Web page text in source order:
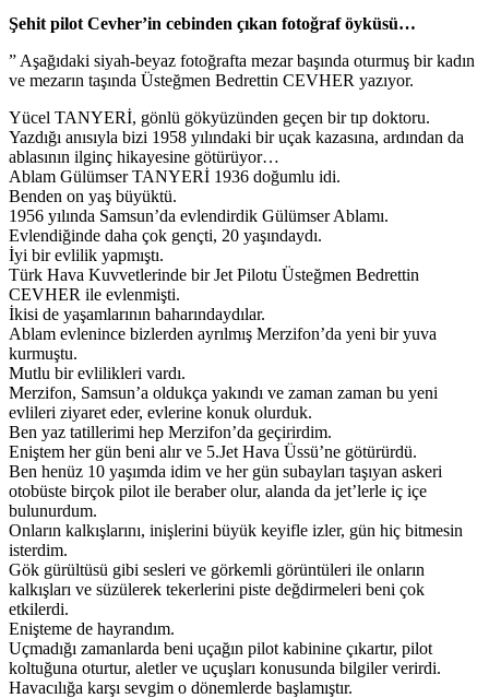
Şehit pilot Cevher’in cebinden çıkan fotoğraf öyküsü…
” Aşağıdaki siyah-beyaz fotoğrafta mezar başında oturmuş bir kadın
ve mezarın taşında Üsteğmen Bedrettin CEVHER yazıyor.
Yücel TANYERİ, gönlü gökyüzünden geçen bir tıp doktoru.
Yazdığı anısıyla bizi 1958 yılındaki bir uçak kazasına, ardından da
ablasının ilginç hikayesine götürüyor…
Ablam Gülümser TANYERİ 1936 doğumlu idi.
Benden on yaş büyüktü.
1956 yılında Samsun’da evlendirdik Gülümser Ablamı.
Evlendiğinde daha çok gençti, 20 yaşındaydı.
İyi bir evlilik yapmıştı.
Türk Hava Kuvvetlerinde bir Jet Pilotu Üsteğmen Bedrettin
CEVHER ile evlenmişti.
İkisi de yaşamlarının baharındaydılar.
Ablam evlenince bizlerden ayrılmış Merzifon’da yeni bir yuva
kurmuştu.
Mutlu bir evlilikleri vardı.
Merzifon, Samsun’a oldukça yakındı ve zaman zaman bu yeni
evlileri ziyaret eder, evlerine konuk olurduk.
Ben yaz tatillerimi hep Merzifon’da geçirirdim.
Eniştem her gün beni alır ve 5.Jet Hava Üssü’ne götürürdü.
Ben henüz 10 yaşımda idim ve her gün subayları taşıyan askeri
otobüste birçok pilot ile beraber olur, alanda da jet’lerle iç içe
bulunurdum.
Onların kalkışlarını, inişlerini büyük keyifle izler, gün hiç bitmesin
isterdim.
Gök gürültüsü gibi sesleri ve görkemli görüntüleri ile onların
kalkışları ve süzülerek tekerlerini piste değdirmeleri beni çok
etkilerdi.
Enişteme de hayrandım.
Uçmadığı zamanlarda beni uçağın pilot kabinine çıkartır, pilot
koltuğuna oturtur, aletler ve uçuşları konusunda bilgiler verirdi.
Havacılığa karşı sevgim o dönemlerde başlamıştır.